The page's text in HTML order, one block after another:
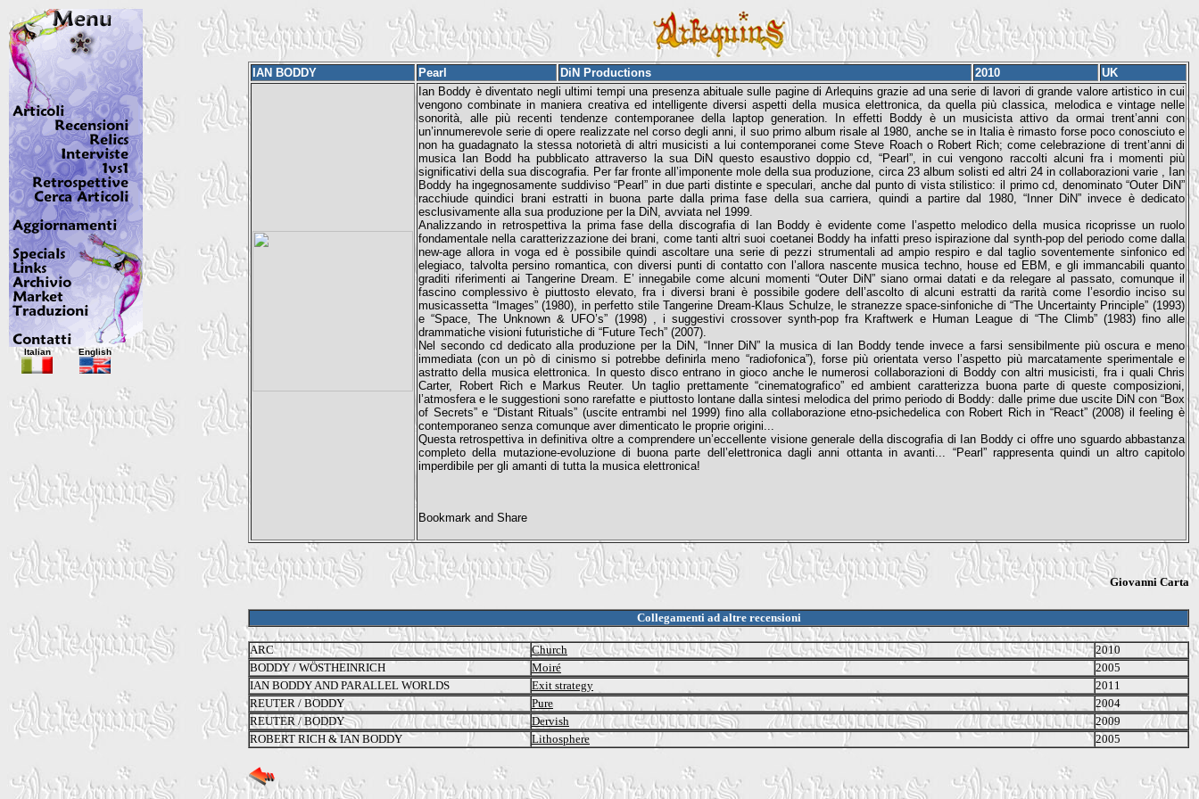
IAN BODDY Pearl DiN Productions 2010
UK
Ian Boddy è diventato negli ultimi tempi una presenza abituale sulle pagine di Arlequins grazie ad una serie di lavori di grande valore artistico in cui
vengono combinate in maniera creativa ed intelligente diversi aspetti della musica elettronica, da quella più classica, melodica e vintage nelle
sonorità, alle più recenti tendenze contemporanee della laptop generation. In effetti Boddy è un musicista attivo da ormai trent’anni con
un’innumerevole serie di opere realizzate nel corso degli anni, il suo primo album risale al 1980, anche se in Italia è rimasto forse poco conosciuto e
non ha guadagnato la stessa notorietà di altri musicisti a lui contemporanei come Steve Roach o Robert Rich; come celebrazione di trent’anni di
musica Ian Bodd ha pubblicato attraverso la sua DiN questo esaustivo doppio cd, “Pearl”, in cui vengono raccolti alcuni fra i momenti più
significativi della sua discografia. Per far fronte all’imponente mole della sua produzione, circa 23 album solisti ed altri 24 in collaborazioni varie , Ian
Boddy ha ingegnosamente suddiviso “Pearl” in due parti distinte e speculari, anche dal punto di vista stilistico: il primo cd, denominato “Outer DiN”
racchiude quindici brani estratti in buona parte dalla prima fase della sua carriera, quindi a partire dal 1980, “Inner DiN” invece è dedicato
esclusivamente alla sua produzione per la DiN, avviata nel 1999.
Analizzando in retrospettiva la prima fase della discografia di Ian Boddy è evidente come l’aspetto melodico della musica ricoprisse un ruolo
fondamentale nella caratterizzazione dei brani, come tanti altri suoi coetanei Boddy ha infatti preso ispirazione dal synth-pop del periodo come dalla
new-age allora in voga ed è possibile quindi ascoltare una serie di pezzi strumentali ad ampio respiro e dal taglio soventemente sinfonico ed
elegiaco, talvolta persino romantica, con diversi punti di contatto con l’allora nascente musica techno, house ed EBM, e gli immancabili quanto
graditi riferimenti ai Tangerine Dream. E’ innegabile come alcuni momenti “Outer DiN” siano ormai datati e da relegare al passato, comunque il
fascino complessivo è piuttosto elevato, fra i diversi brani è possibile godere dell’ascolto di alcuni estratti da rarità come l’esordio inciso su
musicassetta “Images” (1980), in perfetto stile Tangerine Dream-Klaus Schulze, le stranezze space-sinfoniche di “The Uncertainty Principle” (1993)
e “Space, The Unknown & UFO’s” (1998) , i suggestivi crossover synth-pop fra Kraftwerk e Human League di “The Climb” (1983) fino alle
drammatiche visioni futuristiche di “Future Tech” (2007).
Nel secondo cd dedicato alla produzione per la DiN, “Inner DiN” la musica di Ian Boddy tende invece a farsi sensibilmente più oscura e meno
immediata (con un pò di cinismo si potrebbe definirla meno “radiofonica”), forse più orientata verso l’aspetto più marcatamente sperimentale e
astratto della musica elettronica. In questo disco entrano in gioco anche le numerosi collaborazioni di Boddy con altri musicisti, fra i quali Chris
Carter, Robert Rich e Markus Reuter. Un taglio prettamente “cinematografico” ed ambient caratterizza buona parte di queste composizioni,
l’atmosfera e le suggestioni sono rarefatte e piuttosto lontane dalla sintesi melodica del primo periodo di Boddy: dalle prime due uscite DiN con “Box
of Secrets” e “Distant Rituals” (uscite entrambi nel 1999) fino alla collaborazione etno-psichedelica con Robert Rich in “React” (2008) il feeling è
contemporaneo senza comunque aver dimenticato le proprie origini...
Questa retrospettiva in definitiva oltre a comprendere un’eccellente visione generale della discografia di Ian Boddy ci offre uno sguardo abbastanza
completo della mutazione-evoluzione di buona parte dell’elettronica dagli anni ottanta in avanti... “Pearl” rappresenta quindi un altro capitolo
imperdibile per gli amanti di tutta la musica elettronica!
Giovanni Carta
Collegamenti ad altre recensioni
ARC Church
2010
BODDY / WÖSTHEINRICH
Moiré
2005
IAN BODDY AND PARALLEL WORLDS
Exit strategy
2011
REUTER / BODDY
Pure
2004
REUTER / BODDY
Dervish
2009
ROBERT RICH & IAN BODDY
Lithosphere 2005
Italian English